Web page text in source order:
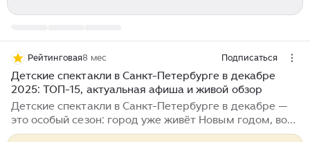
Рейтинговая8 мес Подписаться
Детские спектакли в Санкт-Петербурге в декабре
2025: ТОП-15, актуальная афиша и живой обзор
Детские спектакли в Санкт-Петербурге в декабре —
это особый сезон: город уже живёт Новым годом, во
всех районах загораются огни, а театры вываливают